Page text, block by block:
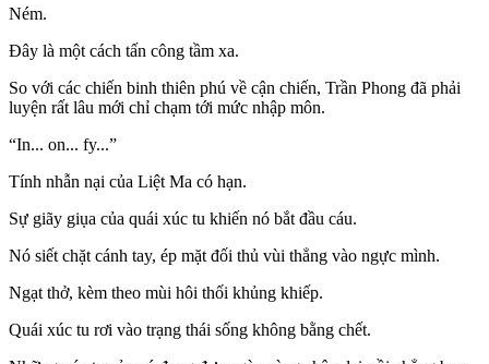
Ném.
Đây là một cách tấn công tầm xa.
So với các chiến binh thiên phú về cận chiến, Trần Phong đã phải
luyện rất lâu mới chỉ chạm tới mức nhập môn.
“In... on... fy...”
Tính nhẫn nại của Liệt Ma có hạn.
Sự giãy giụa của quái xúc tu khiến nó bắt đầu cáu.
Nó siết chặt cánh tay, ép mặt đối thủ vùi thẳng vào ngực mình.
Ngạt thở, kèm theo mùi hôi thối khủng khiếp.
Quái xúc tu rơi vào trạng thái sống không bằng chết.